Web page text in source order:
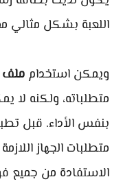
اللعبة بشكل مثالي مع ملف
ويمكن استخدام ملف 90 فريم
متطلباته، ولكنه لا
بنفس الأداء. قبل
متطلبات الجهاز
الاستفادة من جميع